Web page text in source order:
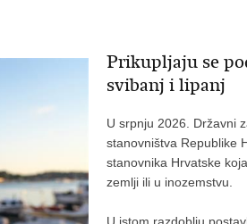
Prikupljaju se
svibanj i lipanj
U srpnju 2026. Državni
stanovništva Republike
stanovnika Hrvatske
zemlji ili u inozemstvu.